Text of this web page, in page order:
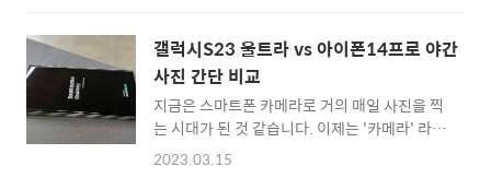
고, 아이폰16프로는 조금 더 화사하게 나왔네
요. 음식 사진은 아이폰16프로가 더 선명하고
잘 나온 것 같습니다. 갤럭시..
업로드 해서 쉽게 원하는 배경제거를 할 수 있는
AI 기술이 접목된 서비스가 있어서, 굳이 포토샵
이나 별도의 소프트웨어를 사용해서 누끼를 따
지 않아도 됩니다. 아래의 Remove.bg 서비스
와 Canva의 배경제거 기능을 이용하면, 드래그
앤 드롭으로 쉽게 배경이 투명해진 투명 이미지
갤럭시S23 울트라 vs 아이폰14프로 야간
사진 간단 비교
지금은 스마트폰 카메라로 거의 매일 사진을 찍
는 시대가 된 것 같습니다. 이제는 '카메라' 라는
용어가 '스마트폰 카메라'로 대체된 것 같기도
2023.03.15